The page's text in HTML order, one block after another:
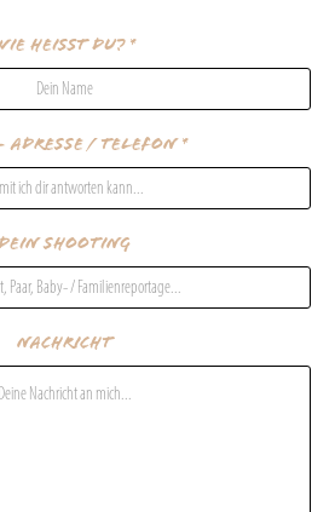
heißt du? *
Adresse / Telefon *
Shooting
Nachricht